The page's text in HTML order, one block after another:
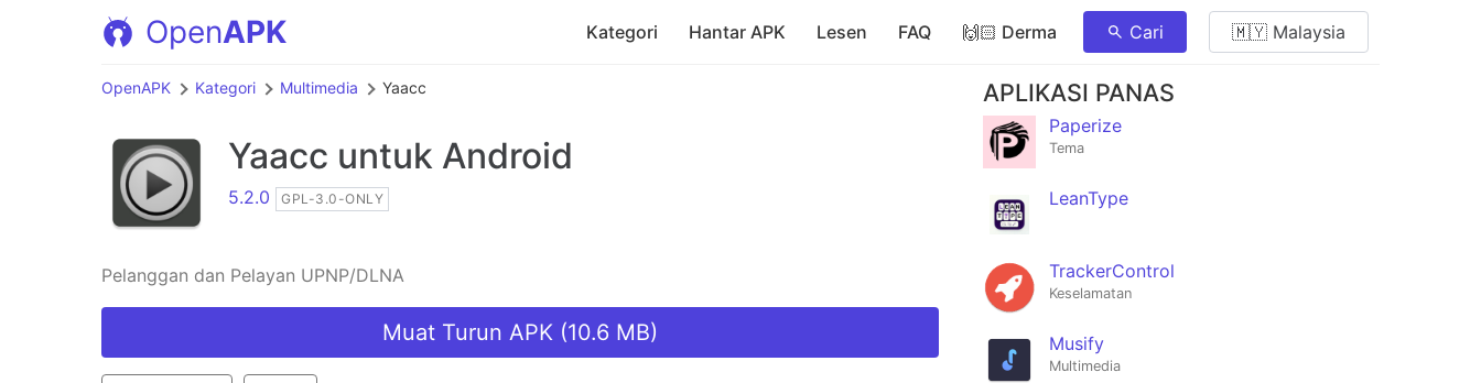
OpenAPK Kategori Hantar APK Lesen FAQ 🙌🏻 Derma Cari 🇲🇾 Malaysia
OpenAPK Kategori Multimedia Yaacc
Yaacc untuk Android
5.2.0 GPL-3.0-ONLY
Pelanggan dan Pelayan UPNP/DLNA
Muat Turun APK (10.6 MB)
APLIKASI PANAS
Paperize
Tema
LeanType
TrackerControl
Keselamatan
Musify
Multimedia